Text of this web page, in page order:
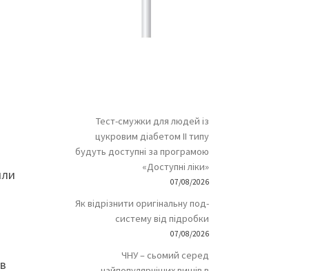
Тест-смужки для людей із
цукровим діабетом ІІ типу
будуть доступні за програмою
«Доступні ліки»
07/08/2026
Як відрізнити оригінальну под-
систему від підробки
07/08/2026
ЧНУ – сьомий серед